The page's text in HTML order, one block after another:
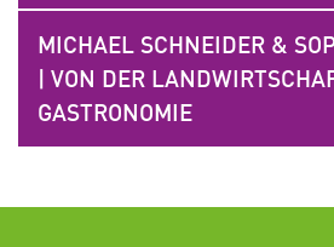
MICHAEL SCHNEIDER &
| VON DER
GASTRONOMIE